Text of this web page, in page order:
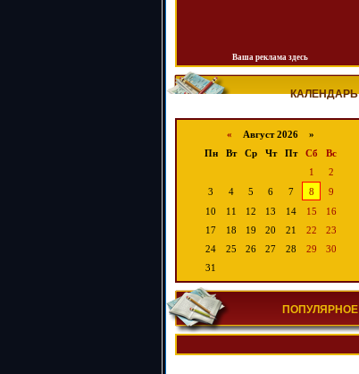
Ваша реклама здесь
КАЛЕНДАРЬ
« Август 2026 »
Пн
Вт Ср Чт Пт Сб
Вс
1
2
3
4 5 6 7 8
9
10
11 12 13 14 15
16
17
18 19 20 21 22
23
24
25 26 27 28 29
30
31
ПОПУЛЯРНОЕ